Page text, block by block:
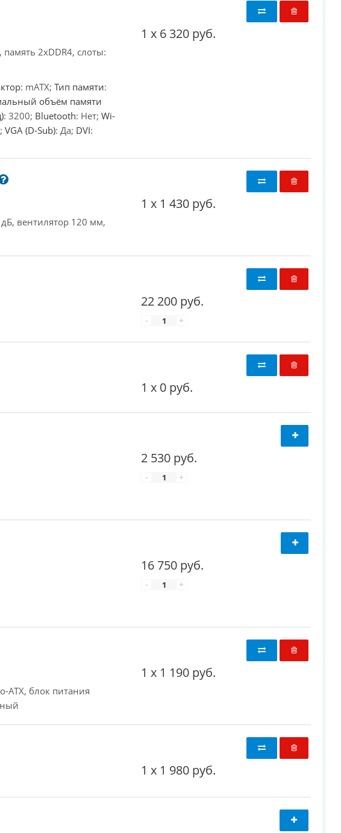
память 2xDDR4, слоты:
: mATX; Тип памяти:
объём памяти
: 3200; Bluetooth: Нет; Wi-
VGA (D-Sub): Да; DVI:
1 x 6 320 руб.
вентилятор 120 мм,
1 x 1 430 руб.
22 200 руб.
- +
1 x 0 руб.
2 530 руб.
- +
16 750 руб.
- +
ATX, блок питания
1 x 1 190 руб.
1 x 1 980 руб.